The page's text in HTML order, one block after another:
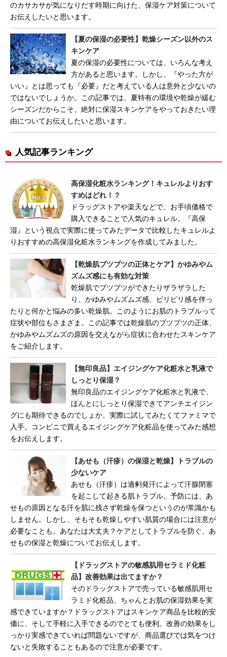
のカサカサが気になりだす時期に向けた、保湿ケア対策について
お伝えしたいと思います。
【夏の保湿の必要性】乾燥シーズン以外のス
キンケア
夏の保湿の必要性については、いろんな考え
方があると思います。しかし、『やった方が
いい』とは思っても『必要』だと考えている人は意外と少ないの
ではないでしょうか。この記事では、夏特有の環境や乾燥が緩む
シーズンだからこそ、絶対に保湿スキンケアをやっておきたい理
由についてお伝えしたいと思います。
人気記事ランキング
高保湿化粧水ランキング！キュレルよりおす
すめはどれ！？
ドラッグストアや楽天などで、お手頃価格で
購入できることで人気のキュレル。『高保
湿』という視点で実際に使ってみたデータで比較したキュレルよ
りおすすめの高保湿化粧水ランキングを作成してみました。
【乾燥肌ブツブツの正体とケア】かゆみやム
ズムズ感にも有効な対策
乾燥肌でブツブツができたりザラザラした
り、かゆみやムズムズ感、ピリピリ感を伴っ
たりと何かと悩みの多い乾燥肌。このようにお肌のトラブルって
症状や部位もさまざま。この記事では乾燥肌のブツブツの正体、
かゆみやムズムズの原因を交えながら症状に合わせたスキンケア
をご紹介します。
【無印良品】エイジングケア化粧水と乳液で
しっとり保湿？
無印良品のエイジングケア化粧水と乳液で、
ほんとにしっとり保湿できてアンチエイジン
グにも期待できるのでしょか。実際に試してみたくてファミマで
入手。コンビニで買えるエイジングケア化粧品を使ってみた感想
をお伝えします。
【あせも（汗疹）の保湿と乾燥】トラブルの
少ないケア
あせも（汗疹）は過剰発汗によって汗腺閉塞
を起こして起きる肌トラブル。予防には、あ
せもの原因となる汗を肌に残さず乾燥を保つというのが常識かも
しません。しかし、そもそも乾燥しやすい肌質の場合には注意が
必要なことも。あなたは大丈夫？ケアとしてトラブルを防ぐ、あ
せもの保湿と乾燥についてお伝えします。
【ドラッグストアの敏感肌用セラミド化粧
品】改善効果は出てますか？
そのドラッグストアで売っている敏感肌用セ
ラミド化粧品、ちゃんとお肌の保湿効果を実
感できていますか？ドラッグストアはスキンケア商品を比較的安
価に、そして手軽に入手できるのでとても便利。改善の効果をし
っかり実感できていれば問題ないですが、商品選びでは気をつけ
ないと失敗することもあるので注意が必要です。